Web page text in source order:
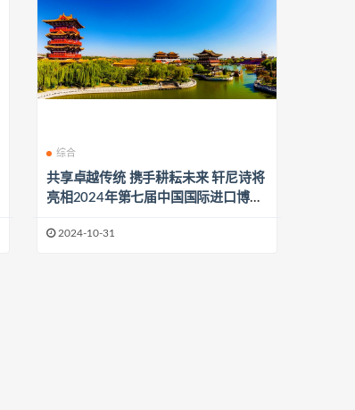
综合
共享卓越传统 携手耕耘未来 轩尼诗将
亮相2024年第七届中国国际进口博览
2024-10-31